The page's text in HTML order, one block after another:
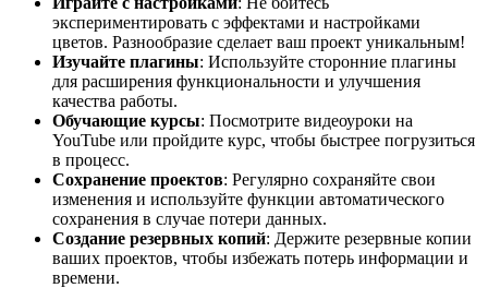
экспериментировать с эффектами и настройками
цветов. Разнообразие сделает ваш проект уникальным!
Изучайте плагины: Используйте сторонние плагины
для расширения функциональности и улучшения
качества работы.
Обучающие курсы: Посмотрите видеоуроки на
YouTube или пройдите курс, чтобы быстрее погрузиться
в процесс.
Сохранение проектов: Регулярно сохраняйте свои
изменения и используйте функции автоматического
сохранения в случае потери данных.
Создание резервных копий: Держите резервные копии
ваших проектов, чтобы избежать потерь информации и
времени.